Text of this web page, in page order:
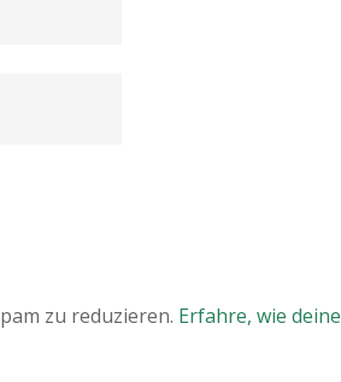
zu reduzieren. Erfahre, wie deine